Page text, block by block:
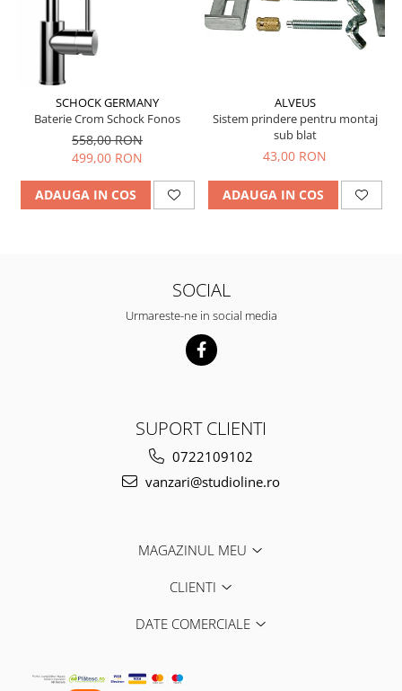
SCHOCK GERMANY
Baterie Crom Schock Fonos
558,00 RON
499,00 RON
ADAUGA IN COS
ALVEUS
Sistem prindere pentru montaj
sub blat
43,00 RON
ADAUGA IN COS
SOCIAL
Urmareste-ne in social media
SUPORT CLIENTI
0722109102
vanzari@studioline.ro
MAGAZINUL MEU
CLIENTI
DATE COMERCIALE